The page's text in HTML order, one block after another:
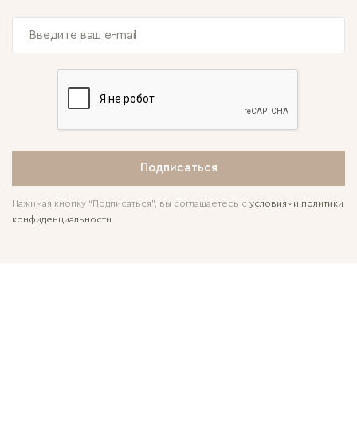
Подписаться
Нажимая кнопку “Подписаться”, вы соглашаетесь с условиями политики
конфиденциальности